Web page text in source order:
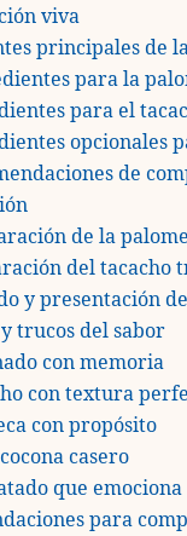
viva
principales de
para la
para el
opcionales
de
de la
del tacacho
y presentación
trucos del sabor
con memoria
con textura
con propósito
casero
que emociona
para